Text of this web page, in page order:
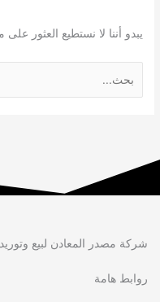
يبدو أننا لا نستطيع العثور
شركة مصدر المعادن لبيع
روابط هامة